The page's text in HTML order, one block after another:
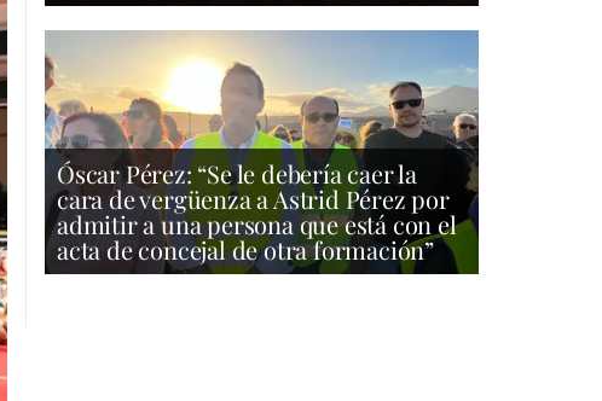
Óscar Pérez: “Se le debería caer la
cara de vergüenza a Astrid Pérez por
admitir a una persona que está con el
acta de concejal de otra formación”